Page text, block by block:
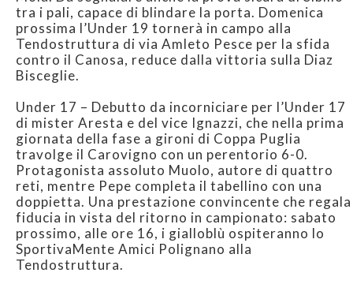
tra i pali, capace di blindare la porta. Domenica
prossima l’Under 19 tornerà in campo alla
Tendostruttura di via Amleto Pesce per la sfida
contro il Canosa, reduce dalla vittoria sulla Diaz
Bisceglie.
Under 17 – Debutto da incorniciare per l’Under 17
di mister Aresta e del vice Ignazzi, che nella prima
giornata della fase a gironi di Coppa Puglia
travolge il Carovigno con un perentorio 6-0.
Protagonista assoluto Muolo, autore di quattro
reti, mentre Pepe completa il tabellino con una
doppietta. Una prestazione convincente che regala
fiducia in vista del ritorno in campionato: sabato
prossimo, alle ore 16, i gialloblù ospiteranno lo
SportivaMente Amici Polignano alla
Tendostruttura.